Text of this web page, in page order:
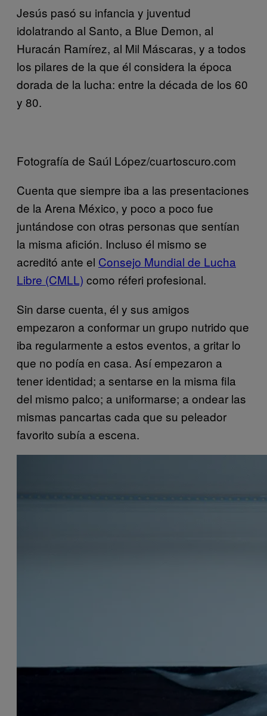
Jesús pasó su infancia y juventud
idolatrando al Santo, a Blue Demon, al
Huracán Ramírez, al Mil Máscaras, y a todos
los pilares de la que él considera la época
dorada de la lucha: entre la década de los 60
y 80.
Fotografía de Saúl López/cuartoscuro.com
Cuenta que siempre iba a las presentaciones
de la Arena México, y poco a poco fue
juntándose con otras personas que sentían
la misma afición. Incluso él mismo se
acreditó ante el Consejo Mundial de Lucha
Libre (CMLL) como réferi profesional.
Sin darse cuenta, él y sus amigos
empezaron a conformar un grupo nutrido que
iba regularmente a estos eventos, a gritar lo
que no podía en casa. Así empezaron a
tener identidad; a sentarse en la misma fila
del mismo palco; a uniformarse; a ondear las
mismas pancartas cada que su peleador
favorito subía a escena.